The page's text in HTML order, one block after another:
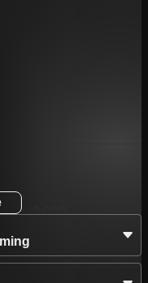
：¥10,000
は12/14 23:59までの